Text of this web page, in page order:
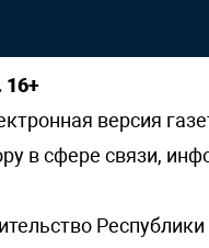
16+
версия
в сфере связи,